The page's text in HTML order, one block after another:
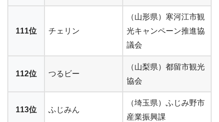
111位 チェリン
（山形県）寒河江市観
光キャンペーン推進協
議会
112位 つるビー
（山梨県）都留市観光
協会
113位 ふじみん
（埼玉県）ふじみ野市
産業振興課